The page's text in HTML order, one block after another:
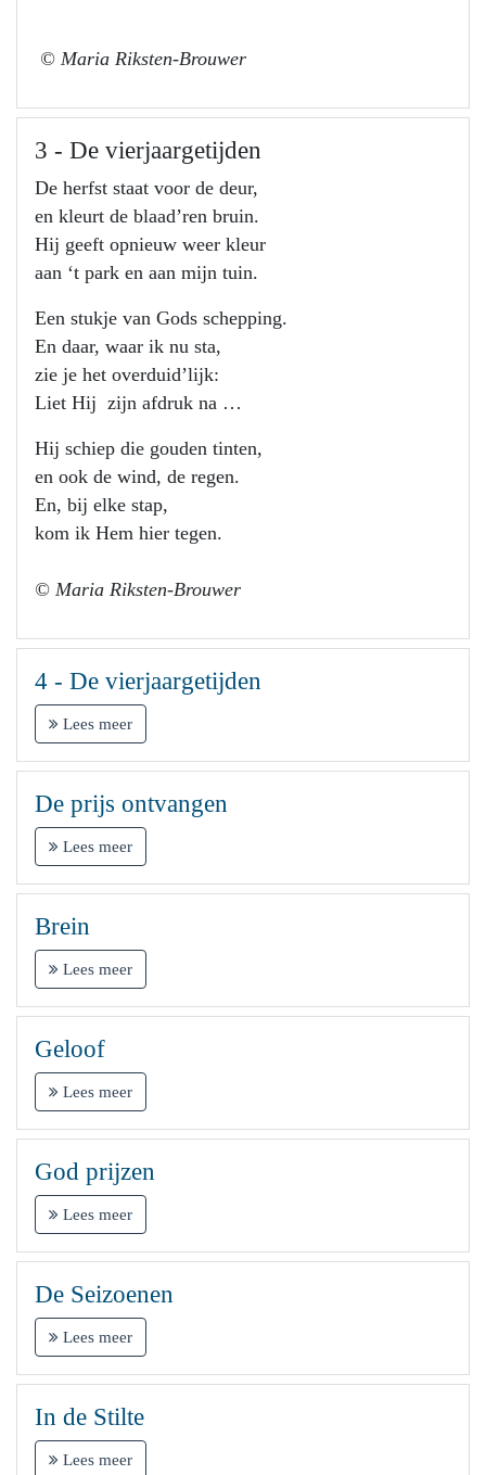
© Maria Riksten-Brouwer
3 - De vierjaargetijden
De herfst staat voor de deur,
en kleurt de blaad’ren bruin.
Hij geeft opnieuw weer kleur
aan ‘t park en aan mijn tuin.
Een stukje van Gods schepping.
En daar, waar ik nu sta,
zie je het overduid’lijk:
Liet Hij zijn afdruk na …
Hij schiep die gouden tinten,
en ook de wind, de regen.
En, bij elke stap,
kom ik Hem hier tegen.
© Maria Riksten-Brouwer
4 - De vierjaargetijden
Lees meer
De prijs ontvangen
Lees meer
Brein
Lees meer
Geloof
Lees meer
God prijzen
Lees meer
De Seizoenen
Lees meer
In de Stilte
Lees meer